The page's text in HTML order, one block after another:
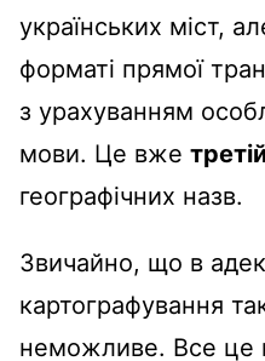
українських міст,
форматі прямої
з урахуванням
мови. Це вже
географічних назв.
Звичайно, що в
картографування
неможливе. Все це